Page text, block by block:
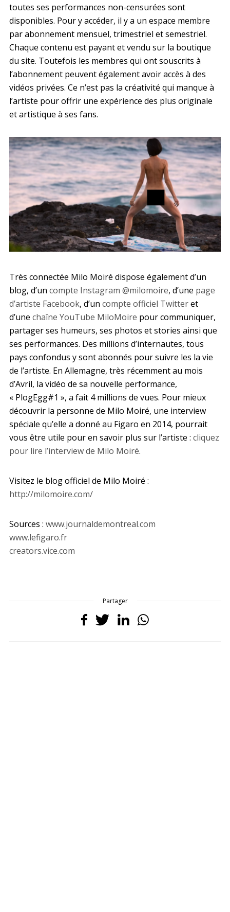
toutes ses performances non-censurées sont
disponibles. Pour y accéder, il y a un espace membre
par abonnement mensuel, trimestriel et semestriel.
Chaque contenu est payant et vendu sur la boutique
du site. Toutefois les membres qui ont souscrits à
l’abonnement peuvent également avoir accès à des
vidéos privées. Ce n’est pas la créativité qui manque à
l’artiste pour offrir une expérience des plus originale
et artistique à ses fans.
Très connectée Milo Moiré dispose également d’un
blog, d’un compte Instagram @milomoire, d’une page
d’artiste Facebook, d’un compte officiel Twitteret
d’une chaîne YouTube MiloMoire pour communiquer,
partager ses humeurs, ses photos et stories ainsi que
ses performances. Des millions d’internautes, tous
pays confondus y sont abonnés pour suivre les la vie
de l’artiste. En Allemagne, très récemment au mois
d’Avril, la vidéo de sa nouvelle performance,
« PlogEgg#1 », a fait 4 millions de vues. Pour mieux
découvrir la personne de Milo Moiré, une interview
spéciale qu’elle a donné au Figaro en 2014, pourrait
vous être utile pour en savoir plus sur l’artiste : cliquez
pour lire l’interview de Milo Moiré.
Visitez le blog officiel de Milo Moiré :
http://milomoire.com/
Sources : www.journaldemontreal.com
www.lefigaro.fr
creators.vice.com
Partager